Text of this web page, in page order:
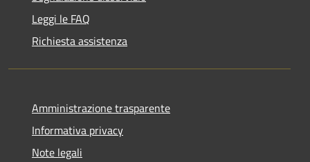
Leggi le FAQ
Richiesta assistenza
Amministrazione trasparente
Informativa privacy
Note legali